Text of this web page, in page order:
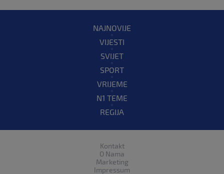
NAJNOVIJE
VIJESTI
SVIJET
SPORT
VRIJEME
N1 TEME
REGIJA
Kontakt
O Nama
Marketing
Impressum